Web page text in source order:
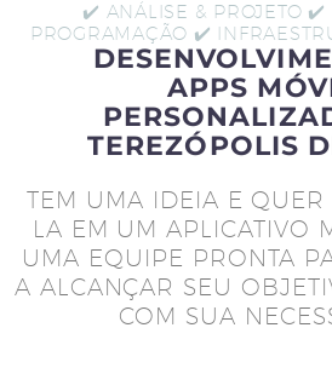
✔️ ANÁLISE & PROJETO ✔️
PROGRAMAÇÃO ✔️
APPS
TEREZÓPOLIS
TEM UMA IDEIA E QUER
LA EM UM APLICATIVO
UMA EQUIPE PRONTA
A ALCANÇAR SEU
COM SUA